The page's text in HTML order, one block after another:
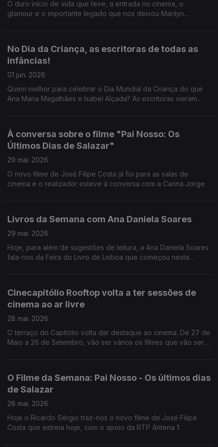
O duro início de vida que teve, a entrada no cinema, o
glamour e o importante legado que nos deixou Marilyn
No Dia da Criança, as escritoras de todas as
infâncias!
01 jun. 2026
Quem melhor para celebrar o Dia Mundial da Criança do que
Ana Maria Magalhães e Isabel Alçada? As escritoras vieram
À conversa sobre o filme "Pai Nosso: Os
Últimos Dias de Salazar"
29 mai. 2026
O novo filme de José Filipe Costa já foi para as salas de
cinema e o realizador esteve à conversa com a Carina Jorge.
Livros da Semana com Ana Daniela Soares
29 mai. 2026
Hoje, para além de sugestões de leitura, a Ana Daniela Soares
fala-nos da Feira do Livro de Lisboa que começou nesta
Cinecapitólio Rooftop volta a ter sessões de
cinema ao ar livre
28 mai. 2026
O terraço do Capitólio volta dar destaque ao cinema. De 27 de
Maio a 26 de Setembro, vão ser vários os filmes que vão ser
O Filme da Semana: Pai Nosso - Os últimos dias
de Salazar
28 mai. 2026
Hoje o Ricardo Sérgio traz-nos o novo filme de José Filipe
Costa que estreia hoje, com o apoio da RTP Antena 1.